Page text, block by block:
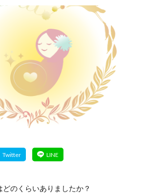
のくらいありましたか？